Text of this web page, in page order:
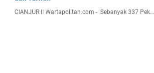
CIANJUR ll Wartapolitan.com - Sebanyak 337 Pek…